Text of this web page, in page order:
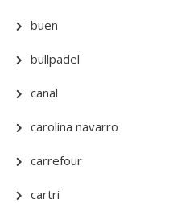
buen
bullpadel
canal
carolina navarro
carrefour
cartri